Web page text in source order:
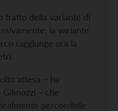
tratto della variante di
la variante
raggiunge ora la
attesa – ha
Gilmozzi – che
percorribile